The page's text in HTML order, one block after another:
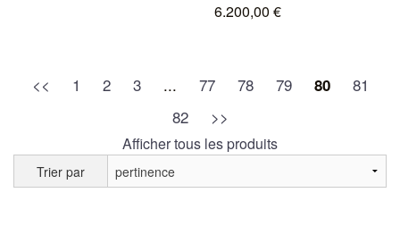
6.200,00 €
<< 1 2 3 ... 77 78 79 80
81
82
>>
Afficher tous les produits
Trier par